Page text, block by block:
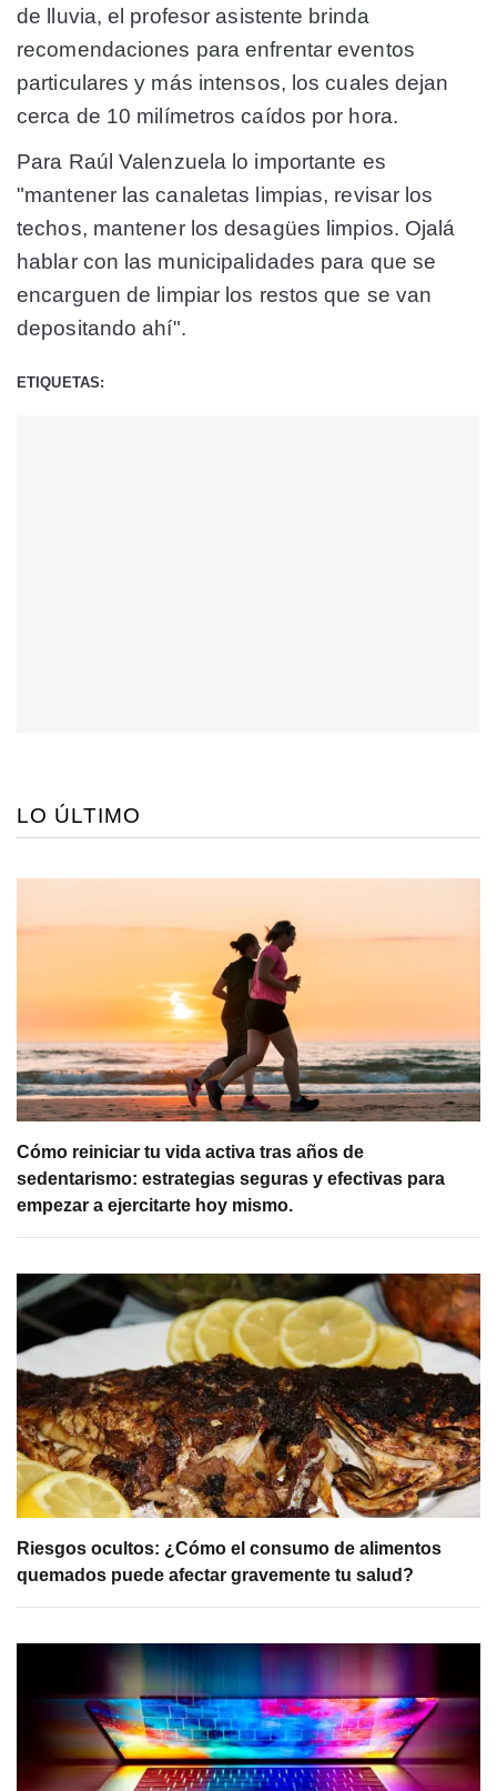
de lluvia, el profesor asistente brinda
recomendaciones para enfrentar eventos
particulares y más intensos, los cuales dejan
cerca de 10 milímetros caídos por hora.
Para Raúl Valenzuela lo importante es
"mantener las canaletas limpias, revisar los
techos, mantener los desagües limpios. Ojalá
hablar con las municipalidades para que se
encarguen de limpiar los restos que se van
depositando ahí".
ETIQUETAS:
LO ÚLTIMO
Cómo reiniciar tu vida activa tras años de
sedentarismo: estrategias seguras y efectivas para
empezar a ejercitarte hoy mismo.
Riesgos ocultos: ¿Cómo el consumo de alimentos
quemados puede afectar gravemente tu salud?